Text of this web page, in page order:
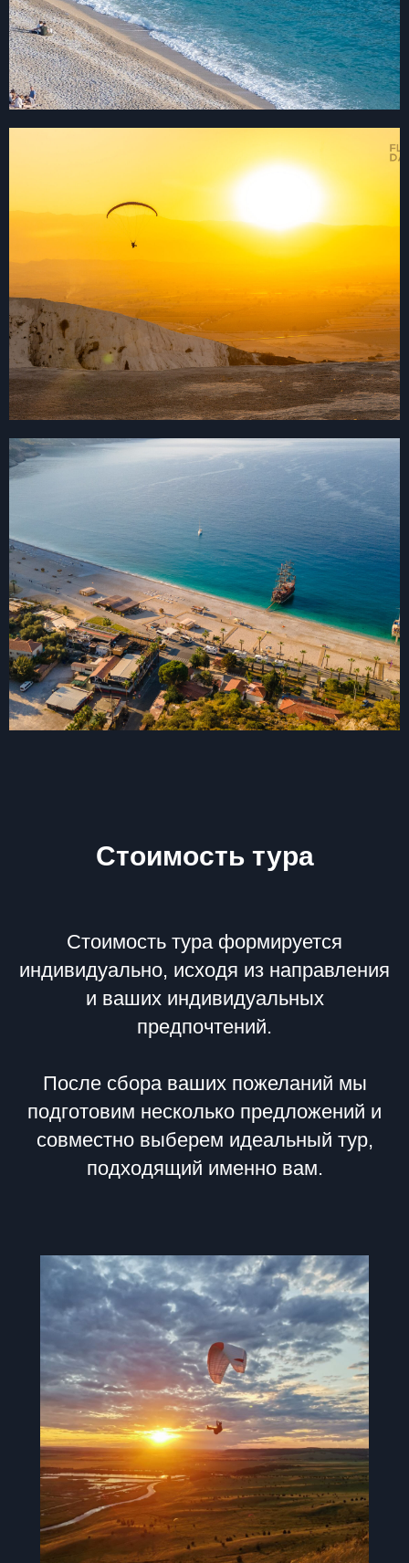
Стоимость тура
Стоимость тура формируется
индивидуально, исходя из направления
и ваших индивидуальных
предпочтений.
После сбора ваших пожеланий мы
подготовим несколько предложений и
совместно выберем идеальный тур,
подходящий именно вам.